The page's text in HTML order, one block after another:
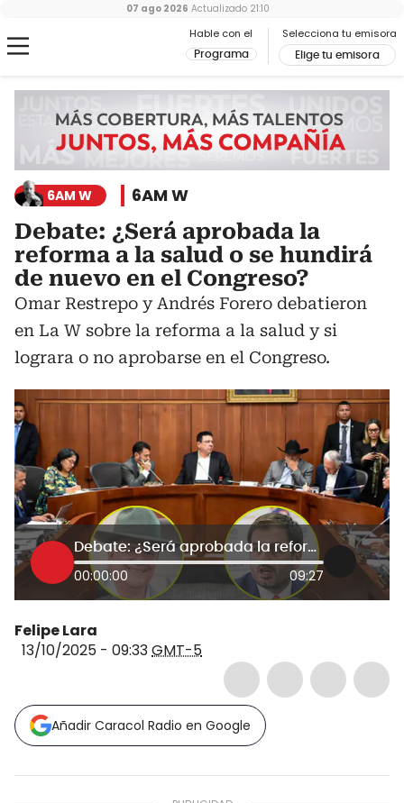
Hable con el
Programa
Selecciona tu emisora
Elige tu emisora
07 ago 2026 Actualizado 21:10
6AM W 6AM W
Debate: ¿Será aprobada la
reforma a la salud o se hundirá
de nuevo en el Congreso?
Omar Restrepo y Andrés Forero debatieron
en La W sobre la reforma a la salud y si
lograra o no aprobarse en el Congreso.
Debate: ¿Será aprobada la reforma a la salud o se hundirá de nuevo en el Congreso?
00:00:00 09:27
Felipe Lara
13/10/2025 - 09:33GMT-5
Añadir Caracol Radio en Google